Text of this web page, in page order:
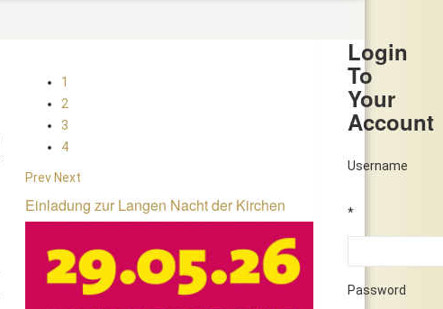
Login
To
Your
Account
Username
*
Password
1
2
3
4
Prev Next
Einladung zur Langen Nacht der Kirchen